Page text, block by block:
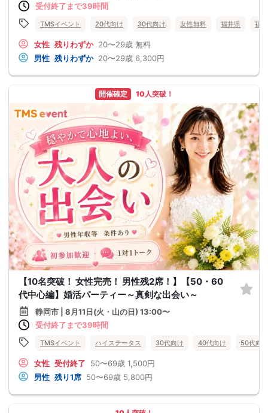
受付終了まで39時間
TMSイベント 20代向け 30代向け 女性無料 福井県 福
女性 残りわずか 20〜29歳 無料
男性 残りわずか 20〜29歳 6,300円
開催確定 10人突破！
【10名突破！ 女性完売！ 男性残2席！】【50・60
代中心編】婚活パーティー～真剣な出会い～
静岡市 | 8月11日(火・山の日) 13:00〜
受付終了まで39時間
TMSイベント ハイステータス 30代向け 40代向け 50代向け
女性 受付終了 50〜69歳 1,500円
男性 残り1席 50〜69歳 5,800円